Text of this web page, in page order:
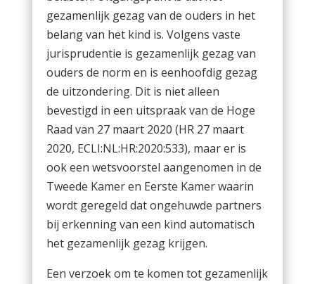
gezamenlijk gezag van de ouders in het
belang van het kind is. Volgens vaste
jurisprudentie is gezamenlijk gezag van
ouders de norm en is eenhoofdig gezag
de uitzondering. Dit is niet alleen
bevestigd in een uitspraak van de Hoge
Raad van 27 maart 2020 (HR 27 maart
2020, ECLI:NL:HR:2020:533), maar er is
ook een wetsvoorstel aangenomen in de
Tweede Kamer en Eerste Kamer waarin
wordt geregeld dat ongehuwde partners
bij erkenning van een kind automatisch
het gezamenlijk gezag krijgen.
Een verzoek om te komen tot gezamenlijk